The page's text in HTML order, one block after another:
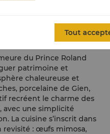
conviviale
du Prince Roland
patrimoine et
chaleureuse et
porcelaine de Gien,
recréent le charme des
avec une simplicité
La cuisine s’inscrit dans
revisité : œufs mimosa,
Tout